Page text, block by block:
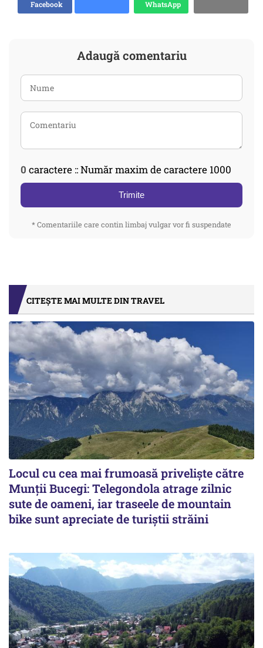
Facebook
WhatsApp
Adaugă comentariu
0 caractere :: Număr maxim de caractere 1000
Trimite
* Comentariile care contin limbaj vulgar vor fi suspendate
CITEȘTE MAI MULTE DIN TRAVEL
Locul cu cea mai frumoasă priveliște către
Munții Bucegi: Telegondola atrage zilnic
sute de oameni, iar traseele de mountain
bike sunt apreciate de turiștii străini